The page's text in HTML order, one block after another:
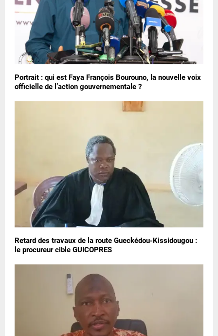
Portrait : qui est Faya François Bourouno, la nouvelle voix
officielle de l’action gouvernementale ?
Retard des travaux de la route Gueckédou-Kissidougou :
le procureur cible GUICOPRES